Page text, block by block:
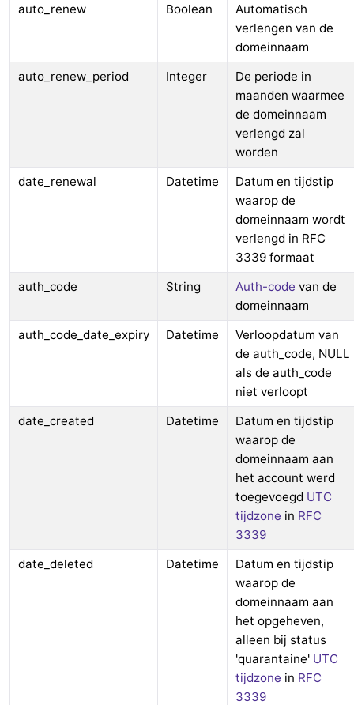
auto_renew
Boolean
Automatisch
verlengen van de
domeinnaam
auto_renew_period
Integer
De periode in
maanden waarmee
de domeinnaam
verlengd zal
worden
date_renewal
Datetime
Datum en tijdstip
waarop de
domeinnaam wordt
verlengd in RFC
3339 formaat
auth_code
String Auth-code van de
domeinnaam
auth_code_date_expiry
Datetime
Verloopdatum van
de auth_code, NULL
als de auth_code
niet verloopt
date_created
Datetime
Datum en tijdstip
waarop de
domeinnaam aan
het account werd
toegevoegd UTC
tijdzone in RFC
3339
date_deleted
Datetime
Datum en tijdstip
waarop de
domeinnaam aan
het opgeheven,
alleen bij status
'quarantaine' UTC
tijdzone in RFC
3339